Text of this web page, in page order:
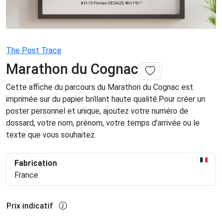
The Post Trace
Marathon du Cognac
Cette affiche du parcours du Marathon du Cognac est
imprimée sur du papier brillant haute qualité.Pour créer un
poster personnel et unique, ajoutez votre numéro de
dossard, votre nom, prénom, votre temps d'arrivée ou le
texte que vous souhaitez.
Fabrication
France
Prix indicatif